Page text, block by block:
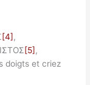
[4],
[5],
doigts et criez